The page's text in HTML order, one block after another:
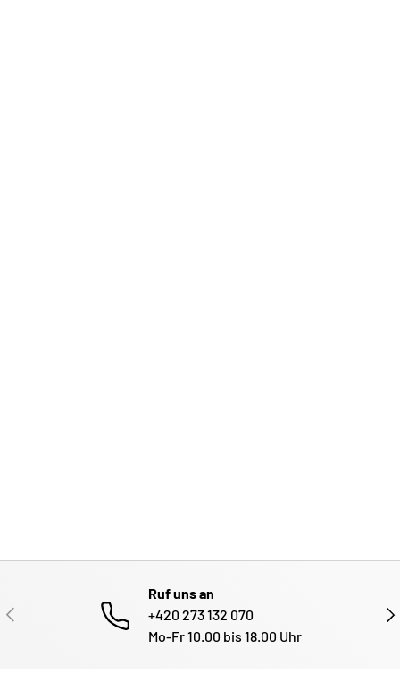
VORHERIGE
Ruf uns an
+420 273 132 070
Mo-Fr 10.00 bis 18.00 Uhr